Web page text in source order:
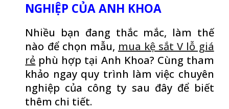
NGHIỆP CỦA ANH KHOA
Nhiều bạn đang thắc mắc, làm thế
nào để chọn mẫu, mua kệ sắt V lỗ giá
rẻ phù hợp tại Anh Khoa? Cùng tham
khảo ngay quy trình làm việc chuyên
nghiệp của công ty sau đây để biết
thêm chi tiết.